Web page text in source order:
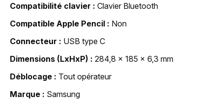
Compatibilité clavier
Clavier Bluetooth
Compatible Apple Pencil
Non
Connecteur
USB type C
Dimensions (LxHxP)
284,8 x 185 x 6,3 mm
Déblocage
Tout opérateur
Marque
Samsung